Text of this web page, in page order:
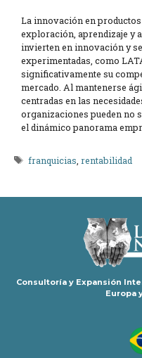
La innovación en
exploración, aprendizaje y
invierten en innovación y
experimentadas, como
significativamente su
mercado. Al mantenerse
centradas en las
organizaciones pueden
el dinámico panorama
Etiquetas
franquicias ,rentabilidad
Consultoría y Expansión
Europa